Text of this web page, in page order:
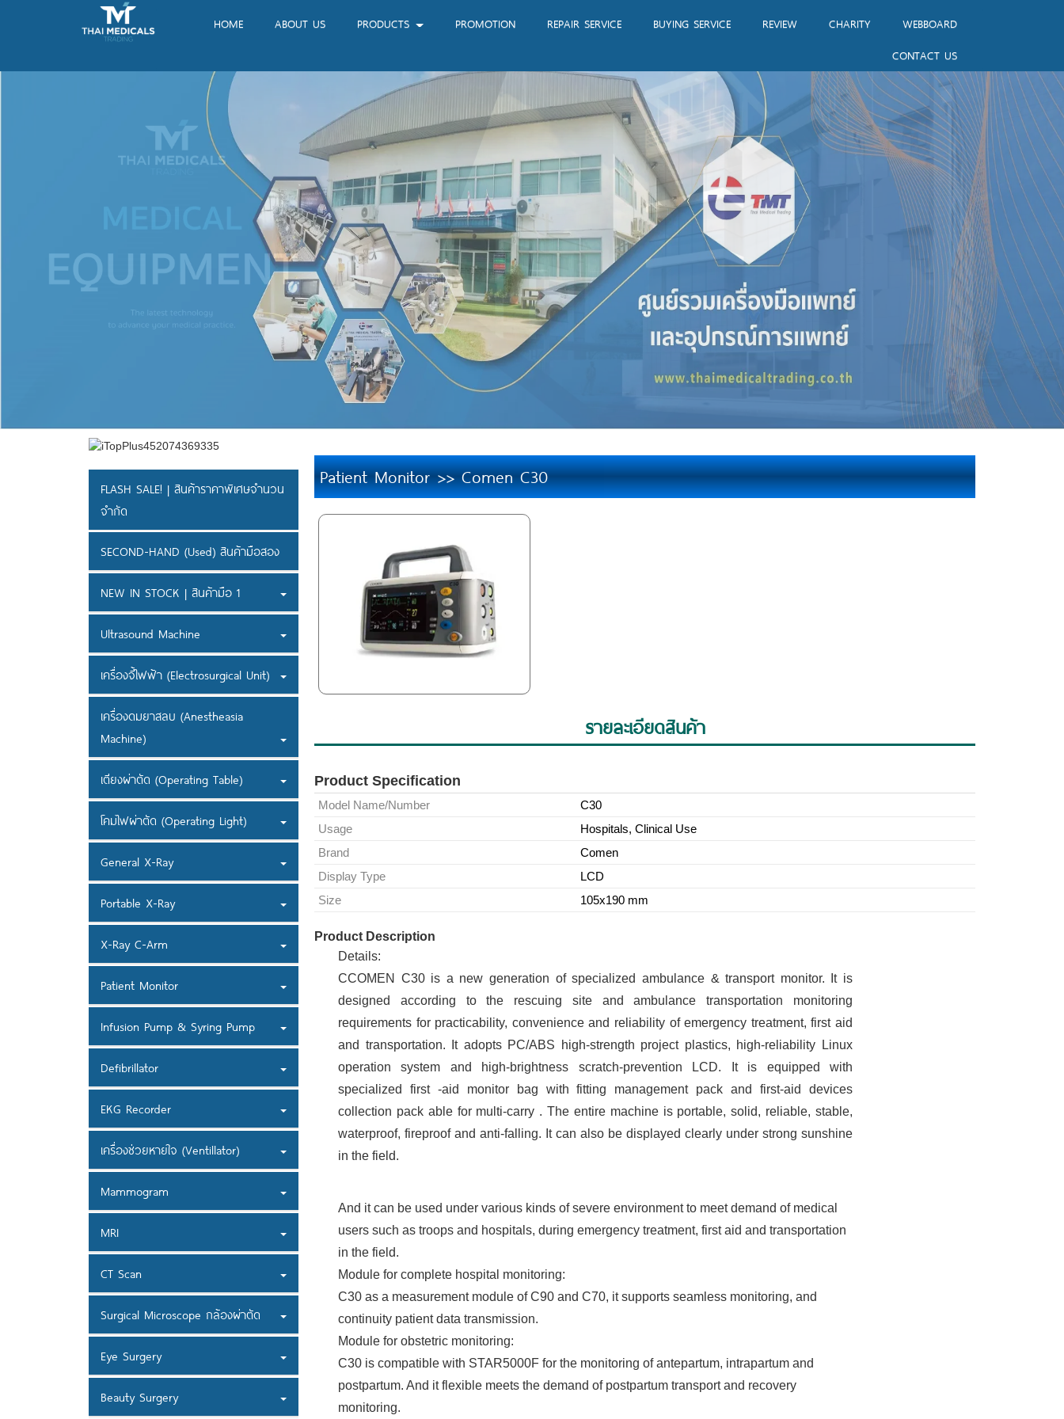
HOME ABOUT US PRODUCTS PROMOTION REPAIR SERVICE BUYING SERVICE REVIEW CHARITY
WEBBOARD
CONTACT US
FLASH SALE! | สินค้าราคาพิเศษจำนวน
จำกัด
SECOND-HAND (Used) สินค้ามือสอง
NEW IN STOCK | สินค้ามือ 1
Ultrasound Machine
เครื่องจี้ไฟฟ้า (Electrosurgical Unit)
เครื่องดมยาสลบ (Anestheasia
Machine)
เตียงผ่าตัด (Operating Table)
โคมไฟผ่าตัด (Operating Light)
General X-Ray
Portable X-Ray
X-Ray C-Arm
Patient Monitor
Infusion Pump & Syring Pump
Defibrillator
EKG Recorder
เครื่องช่วยหายใจ (Ventillator)
Mammogram
MRI
CT Scan
Surgical Microscope กล้องผ่าตัด
Eye Surgery
Beauty Surgery
Patient Monitor >> Comen C30
รายละเอียดสินค้า
Product Specification
Model Name/Number
C30
Usage
Hospitals, Clinical Use
Brand
Comen
Display Type
LCD
Size
105x190 mm
Product Description
Details:
CCOMEN C30 is a new generation of specialized ambulance & transport monitor. It is
designed according to the rescuing site and ambulance transportation monitoring
requirements for practicability, convenience and reliability of emergency treatment, first aid
and transportation. It adopts PC/ABS high-strength project plastics, high-reliability Linux
operation system and high-brightness scratch-prevention LCD. It is equipped with
specialized first -aid monitor bag with fitting management pack and first-aid devices
collection pack able for multi-carry . The entire machine is portable, solid, reliable, stable,
waterproof, fireproof and anti-falling. It can also be displayed clearly under strong sunshine
in the field.
And it can be used under various kinds of severe environment to meet demand of medical
users such as troops and hospitals, during emergency treatment, first aid and transportation
in the field.
Module for complete hospital monitoring:
C30 as a measurement module of C90 and C70, it supports seamless monitoring, and
continuity patient data transmission.
Module for obstetric monitoring:
C30 is compatible with STAR5000F for the monitoring of antepartum, intrapartum and
postpartum. And it flexible meets the demand of postpartum transport and recovery
monitoring.